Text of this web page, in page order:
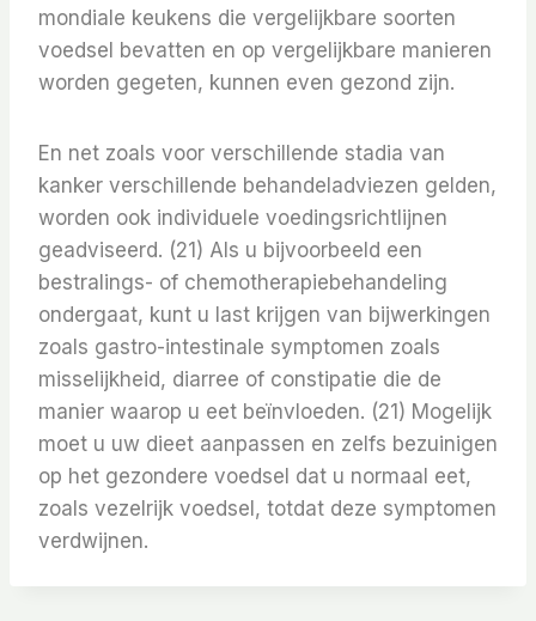
mondiale keukens die vergelijkbare soorten
voedsel bevatten en op vergelijkbare manieren
worden gegeten, kunnen even gezond zijn.
En net zoals voor verschillende stadia van
kanker verschillende behandeladviezen gelden,
worden ook individuele voedingsrichtlijnen
geadviseerd. (21) Als u bijvoorbeeld een
bestralings- of chemotherapiebehandeling
ondergaat, kunt u last krijgen van bijwerkingen
zoals gastro-intestinale symptomen zoals
misselijkheid, diarree of constipatie die de
manier waarop u eet beïnvloeden. (21) Mogelijk
moet u uw dieet aanpassen en zelfs bezuinigen
op het gezondere voedsel dat u normaal eet,
zoals vezelrijk voedsel, totdat deze symptomen
verdwijnen.